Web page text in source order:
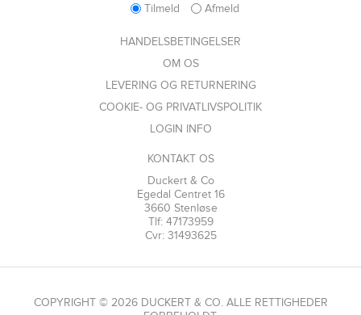
Tilmeld Afmeld
HANDELSBETINGELSER
OM OS
LEVERING OG RETURNERING
COOKIE- OG PRIVATLIVSPOLITIK
LOGIN INFO
KONTAKT OS
Duckert & Co
Egedal Centret 16
3660 Stenløse
Tlf: 47173959
Cvr: 31493625
COPYRIGHT © 2026 DUCKERT & CO. ALLE RETTIGHEDER